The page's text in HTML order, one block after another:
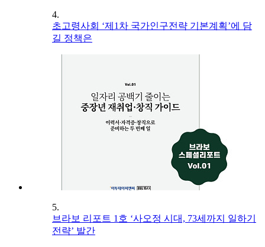
4.
초고령사회 ‘제1차 국가인구전략 기본계획’에 담
길 정책은
5.
브라보 리포트 1호 ‘사오정 시대, 73세까지 일하기
전략’ 발간